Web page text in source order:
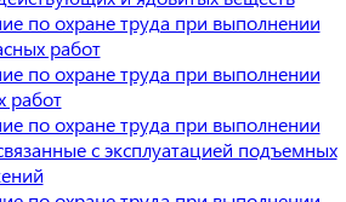
по охране труда при выполнении
работ
по охране труда при выполнении
работ
по охране труда при выполнении
с эксплуатацией подъемных